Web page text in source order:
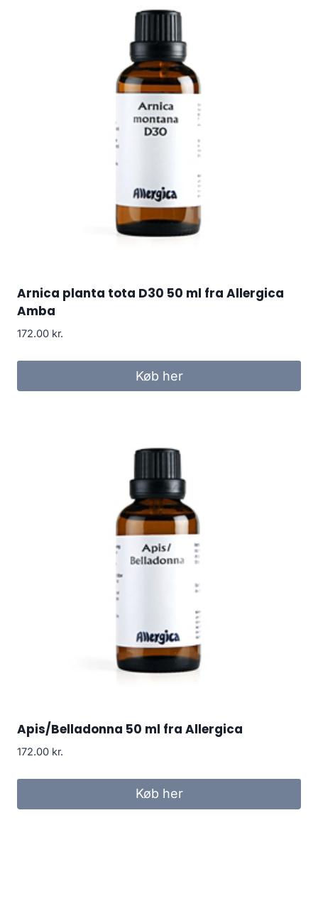
Arnica planta tota D30 50 ml fra Allergica
Amba
172.00 kr.
Køb her
Apis/Belladonna 50 ml fra Allergica
172.00 kr.
Køb her